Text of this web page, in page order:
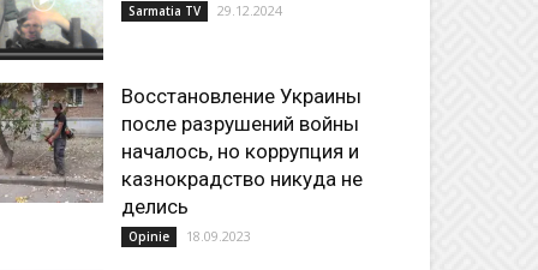
Sarmatia TV 29.12.2024
Восстановление Украины
после разрушений войны
началось, но коррупция и
казнокрадство никуда не
делись
Opinie 18.09.2023